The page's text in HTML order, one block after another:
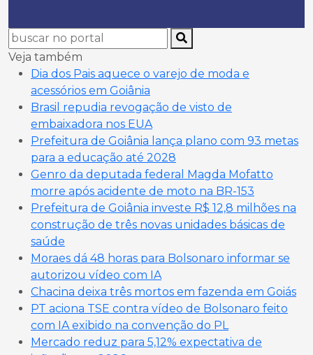
Veja também
Dia dos Pais aquece o varejo de moda e
acessórios em Goiânia
Brasil repudia revogação de visto de
embaixadora nos EUA
Prefeitura de Goiânia lança plano com 93 metas
para a educação até 2028
Genro da deputada federal Magda Mofatto
morre após acidente de moto na BR-153
Prefeitura de Goiânia investe R$ 12,8 milhões na
construção de três novas unidades básicas de
saúde
Moraes dá 48 horas para Bolsonaro informar se
autorizou vídeo com IA
Chacina deixa três mortos em fazenda em Goiás
PT aciona TSE contra vídeo de Bolsonaro feito
com IA exibido na convenção do PL
Mercado reduz para 5,12% expectativa de